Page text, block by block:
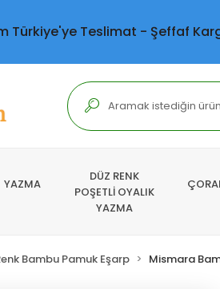
Türkiye'ye Teslimat - Şeffaf
YAZMA
DÜZ RENK
POŞETLİ OYALIK
YAZMA
Bambu Pamuk Eşarp Mismara